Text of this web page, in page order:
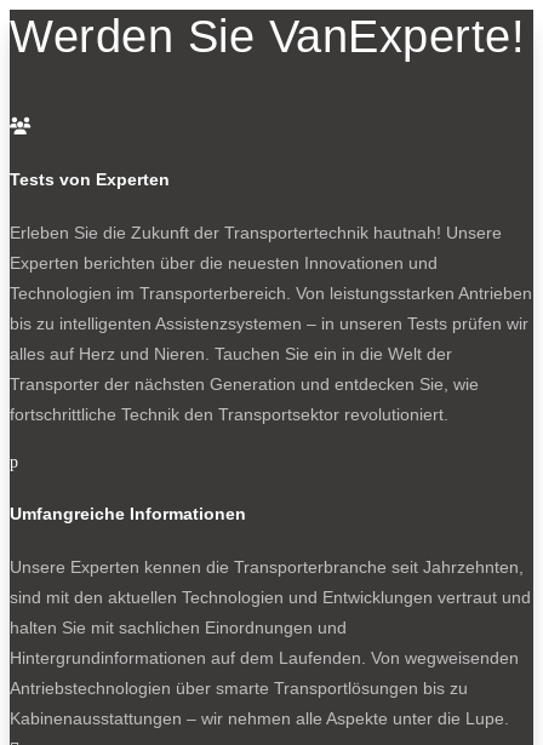
Werden Sie VanExperte!

Tests von Experten
Erleben Sie die Zukunft der Transportertechnik hautnah! Unsere
Experten berichten über die neuesten Innovationen und
Technologien im Transporterbereich. Von leistungsstarken Antrieben
bis zu intelligenten Assistenzsystemen – in unseren Tests prüfen wir
alles auf Herz und Nieren. Tauchen Sie ein in die Welt der
Transporter der nächsten Generation und entdecken Sie, wie
fortschrittliche Technik den Transportsektor revolutioniert.
p
Umfangreiche Informationen
Unsere Experten kennen die Transporterbranche seit Jahrzehnten,
sind mit den aktuellen Technologien und Entwicklungen vertraut und
halten Sie mit sachlichen Einordnungen und
Hintergrundinformationen auf dem Laufenden. Von wegweisenden
Antriebstechnologien über smarte Transportlösungen bis zu
Kabinenausstattungen – wir nehmen alle Aspekte unter die Lupe.